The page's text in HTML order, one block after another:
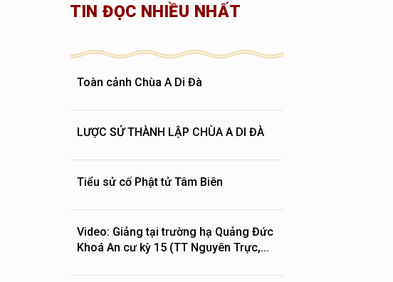
TIN ĐỌC NHIỀU NHẤT
Toàn cảnh Chùa A Di Đà
LƯỢC SỬ THÀNH LẬP CHÙA A DI ĐÀ
Tiểu sử cố Phật tử Tâm Biên
Video: Giảng tại trường hạ Quảng Đức
Khoá An cư kỳ 15 (TT Nguyên Trực,...